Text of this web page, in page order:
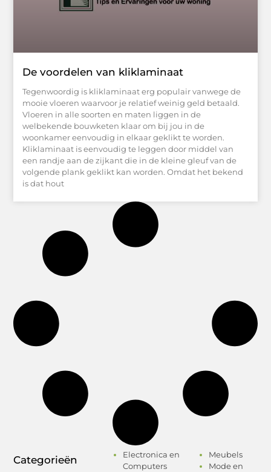
De voordelen van kliklaminaat
Tegenwoordig is kliklaminaat erg populair vanwege de
mooie vloeren waarvoor je relatief weinig geld betaald.
Vloeren in alle soorten en maten liggen in de
welbekende bouwketen klaar om bij jou in de
woonkamer eenvoudig in elkaar geklikt te worden.
Kliklaminaat is eenvoudig te leggen door middel van
een randje aan de zijkant die in de kleine gleuf van de
volgende plank geklikt kan worden. Omdat het bekend
is dat hout
Categorieën
Electronica en
Computers
Meubels
Mode en